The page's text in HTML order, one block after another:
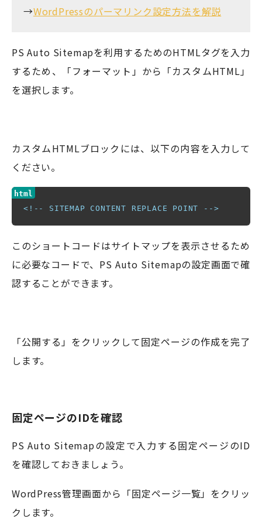
→WordPressのパーマリンク設定方法を解説
PS Auto Sitemapを利用するためのHTMLタグを入力
するため、「フォーマット」から「カスタムHTML」
を選択します。
カスタムHTMLブロックには、以下の内容を入力して
ください。
<!-- SITEMAP CONTENT REPLACE POINT -->
このショートコードはサイトマップを表示させるため
に必要なコードで、PS Auto Sitemapの設定画面で確
認することができます。
「公開する」をクリックして固定ページの作成を完了
します。
固定ページのIDを確認
PS Auto Sitemapの設定で入力する固定ページのID
を確認しておきましょう。
WordPress管理画面から「固定ページ一覧」をクリッ
クします。